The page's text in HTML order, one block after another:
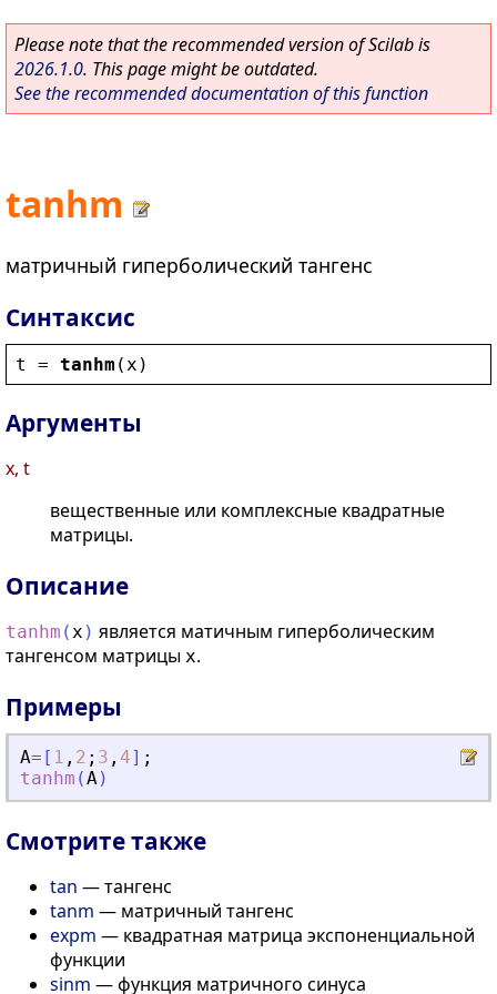
Please note that the recommended version of Scilab is
2026.1.0. This page might be outdated.
See the recommended documentation of this function
tanhm
матричный гиперболический тангенс
Синтаксис
t = tanhm ( x )
Аргументы
x, t
вещественные или комплексные квадратные
матрицы.
Описание
tanhm (x ) является матичным гиперболическим
тангенсом матрицы x.
Примеры
A= [ 1 , 2 ; 3 , 4] ;
tanhm (A)
Смотрите также
tan — тангенс
tanm — матричный тангенс
expm — квадратная матрица экспоненциальной
функции
sinm — функция матричного синуса